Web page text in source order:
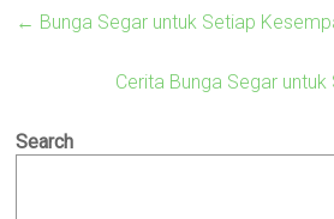
← Bunga Segar untuk Setiap
Cerita Bunga Segar
Search